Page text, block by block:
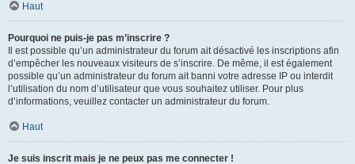
Haut
Pourquoi ne puis-je pas m’inscrire ?
Il est possible qu’un administrateur du forum ait désactivé les inscriptions afin
d’empêcher les nouveaux visiteurs de s’inscrire. De même, il est également
possible qu’un administrateur du forum ait banni votre adresse IP ou interdit
l’utilisation du nom d’utilisateur que vous souhaitez utiliser. Pour plus
d’informations, veuillez contacter un administrateur du forum.
Haut
Je suis inscrit mais je ne peux pas me connecter !